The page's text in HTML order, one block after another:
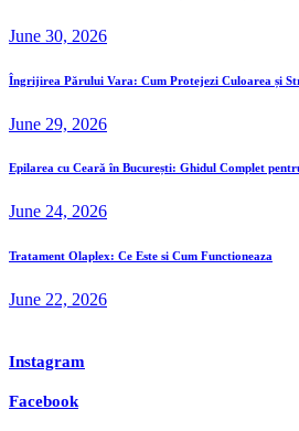
June 30, 2026
Îngrijirea Părului Vara: Cum Protejezi Culoarea și
June 29, 2026
Epilarea cu Ceară în București: Ghidul Complet
June 24, 2026
Tratament Olaplex: Ce Este si Cum Functioneaza
June 22, 2026
Instagram
Facebook